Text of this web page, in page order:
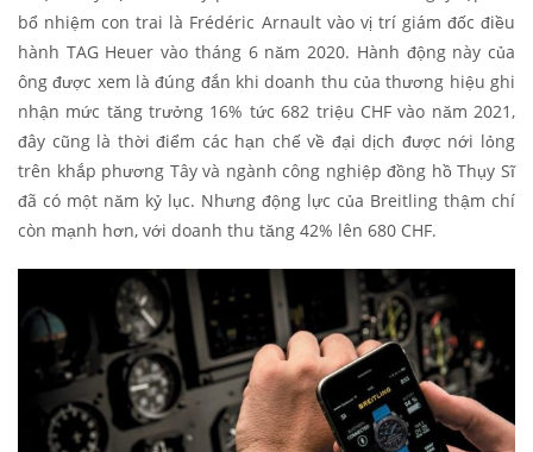
bổ nhiệm con trai là Frédéric Arnault vào vị trí giám đốc điều
hành TAG Heuer vào tháng 6 năm 2020. Hành động này của
ông được xem là đúng đắn khi doanh thu của thương hiệu ghi
nhận mức tăng trưởng 16% tức 682 triệu CHF vào năm 2021,
đây cũng là thời điểm các hạn chế về đại dịch được nới lỏng
trên khắp phương Tây và ngành công nghiệp đồng hồ Thụy Sĩ
đã có một năm kỷ lục. Nhưng động lực của Breitling thậm chí
còn mạnh hơn, với doanh thu tăng 42% lên 680 CHF.